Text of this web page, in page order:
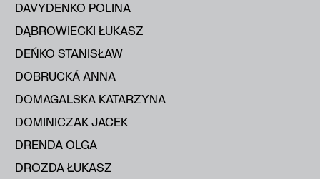
DAVYDENKO POLINA
DĄBROWIECKI ŁUKASZ
DEŃKO STANISŁAW
DOBRUCKÁ ANNA
DOMAGALSKA KATARZYNA
DOMINICZAK JACEK
DRENDA OLGA
DROZDA ŁUKASZ